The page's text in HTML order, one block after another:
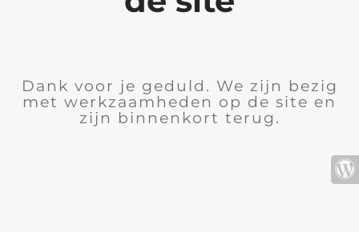
Dank voor je geduld. We zijn bezig
met werkzaamheden op de site en
zijn binnenkort terug.